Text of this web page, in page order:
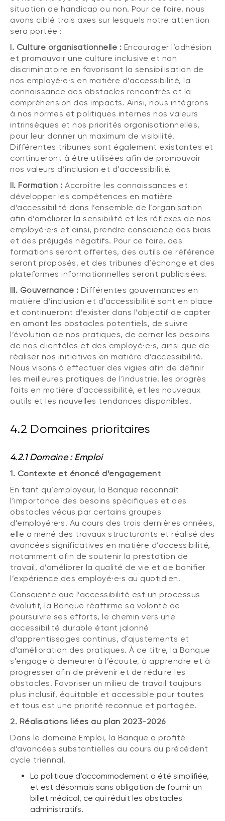
situation de handicap ou non. Pour ce faire, nous
avons ciblé trois axes sur lesquels notre attention
sera portée :
I. Culture organisationnelle : Encourager l’adhésion
et promouvoir une culture inclusive et non
discriminatoire en favorisant la sensibilisation de
nos employé·e·s en matière d’accessibilité, la
connaissance des obstacles rencontrés et la
compréhension des impacts. Ainsi, nous intégrons
à nos normes et politiques internes nos valeurs
intrinsèques et nos priorités organisationnelles,
pour leur donner un maximum de visibilité.
Différentes tribunes sont également existantes et
continueront à être utilisées afin de promouvoir
nos valeurs d’inclusion et d’accessibilité.
II. Formation : Accroître les connaissances et
développer les compétences en matière
d’accessibilité dans l’ensemble de l’organisation
afin d’améliorer la sensibilité et les réflexes de nos
employé·e·s et ainsi, prendre conscience des biais
et des préjugés négatifs. Pour ce faire, des
formations seront offertes, des outils de référence
seront proposés, et des tribunes d’échange et des
plateformes informationnelles seront publicisées.
III. Gouvernance : Différentes gouvernances en
matière d’inclusion et d’accessibilité sont en place
et continueront d’exister dans l’objectif de capter
en amont les obstacles potentiels, de suivre
l’évolution de nos pratiques, de cerner les besoins
de nos clientèles et des employé·e·s, ainsi que de
réaliser nos initiatives en matière d’accessibilité.
Nous visons à effectuer des vigies afin de définir
les meilleures pratiques de l’industrie, les progrès
faits en matière d’accessibilité, et les nouveaux
outils et les nouvelles tendances disponibles.
4.2 Domaines prioritaires
4.2.1 Domaine : Emploi
1. Contexte et énoncé d’engagement
En tant qu’employeur, la Banque reconnaît
l’importance des besoins spécifiques et des
obstacles vécus par certains groupes
d’employé·e·s. Au cours des trois dernières années,
elle a mené des travaux structurants et réalisé des
avancées significatives en matière d’accessibilité,
notamment afin de soutenir la prestation de
travail, d’améliorer la qualité de vie et de bonifier
l’expérience des employé·e·s au quotidien.
Consciente que l’accessibilité est un processus
évolutif, la Banque réaffirme sa volonté de
poursuivre ses efforts, le chemin vers une
accessibilité durable étant jalonné
d’apprentissages continus, d’ajustements et
d’amélioration des pratiques. À ce titre, la Banque
s’engage à demeurer à l’écoute, à apprendre et à
progresser afin de prévenir et de réduire les
obstacles. Favoriser un milieu de travail toujours
plus inclusif, équitable et accessible pour toutes
et tous est une priorité reconnue et partagée.
2. Réalisations liées au plan 2023-2026
Dans le domaine Emploi, la Banque a profité
d’avancées substantielles au cours du précédent
cycle triennal.
La politique d’accommodement a été simplifiée,
et est désormais sans obligation de fournir un
billet médical, ce qui réduit les obstacles
administratifs.